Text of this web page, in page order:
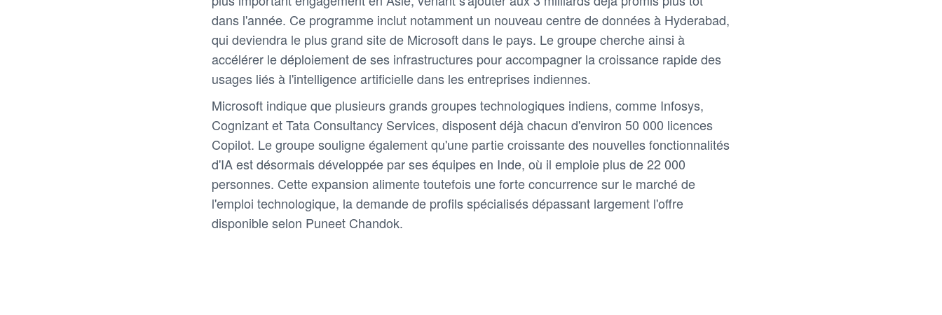
dans l'année. Ce programme inclut notamment un nouveau centre de données à Hyderabad,
qui deviendra le plus grand site de Microsoft dans le pays. Le groupe cherche ainsi à
accélérer le déploiement de ses infrastructures pour accompagner la croissance rapide des
usages liés à l'intelligence artificielle dans les entreprises indiennes.
Microsoft indique que plusieurs grands groupes technologiques indiens, comme Infosys,
Cognizant et Tata Consultancy Services, disposent déjà chacun d'environ 50 000 licences
Copilot. Le groupe souligne également qu'une partie croissante des nouvelles fonctionnalités
d'IA est désormais développée par ses équipes en Inde, où il emploie plus de 22 000
personnes. Cette expansion alimente toutefois une forte concurrence sur le marché de
l'emploi technologique, la demande de profils spécialisés dépassant largement l'offre
disponible selon Puneet Chandok.